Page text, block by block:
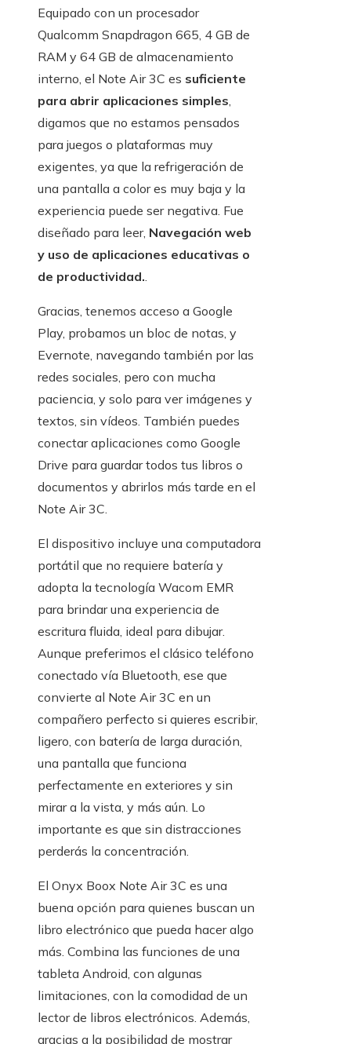
Equipado con un procesador
Qualcomm Snapdragon 665, 4 GB de
RAM y 64 GB de almacenamiento
interno, el Note Air 3C es suficiente
para abrir aplicaciones simples,
digamos que no estamos pensados ​​
para juegos o plataformas muy
exigentes, ya que la refrigeración de
una pantalla a color es muy baja y la
experiencia puede ser negativa. Fue
diseñado para leer, Navegación web
y uso de aplicaciones educativas o
de productividad..
Gracias, tenemos acceso a Google
Play, probamos un bloc de notas, y
Evernote, navegando también por las
redes sociales, pero con mucha
paciencia, y solo para ver imágenes y
textos, sin vídeos. También puedes
conectar aplicaciones como Google
Drive para guardar todos tus libros o
documentos y abrirlos más tarde en el
Note Air 3C.
El dispositivo incluye una computadora
portátil que no requiere batería y
adopta la tecnología Wacom EMR
para brindar una experiencia de
escritura fluida, ideal para dibujar.
Aunque preferimos el clásico teléfono
conectado vía Bluetooth, ese que
convierte al Note Air 3C en un
compañero perfecto si quieres escribir,
ligero, con batería de larga duración,
una pantalla que funciona
perfectamente en exteriores y sin
mirar a la vista, y más aún. Lo
importante es que sin distracciones
perderás la concentración.
El Onyx Boox Note Air 3C es una
buena opción para quienes buscan un
libro electrónico que pueda hacer algo
más. Combina las funciones de una
tableta Android, con algunas
limitaciones, con la comodidad de un
lector de libros electrónicos. Además,
gracias a la posibilidad de mostrar